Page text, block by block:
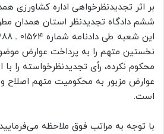
بر اثر تجدیدنظرخواهی اداره کشاورزی
ششم دادگاه تجدیدنظر استان همدان
محکوم نکرده، رأی تجدیدنظرخواسته را
عوارض مزبور به محکومیت متهم اصلاح
است.
با توجه به مراتب فوق ملاحظه